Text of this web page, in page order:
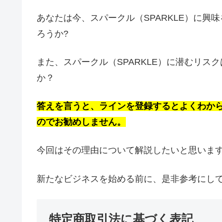
あなたは今、スパークル（SPARKLE）に興
ろうか?
また、スパークル（SPARKLE）に潜むリス
か？
答えを言うと、ラインを登録するとよくわか
のでお勧めしません。
今回はその理由について解説したいと思いま
新たなビジネスを始める前に、是非参考にし
特定商取引法に基づく表記